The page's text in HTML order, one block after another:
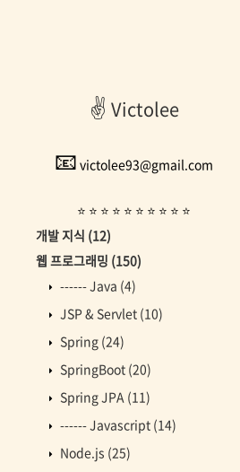
✌ Victolee
📧 victolee93@gmail.com
⭐ ⭐ ⭐ ⭐ ⭐ ⭐ ⭐ ⭐ ⭐ ⭐
개발 지식 (12)
웹 프로그래밍 (150)
------ Java (4)
JSP & Servlet (10)
Spring (24)
SpringBoot (20)
Spring JPA (11)
------ Javascript (14)
Node.js (25)